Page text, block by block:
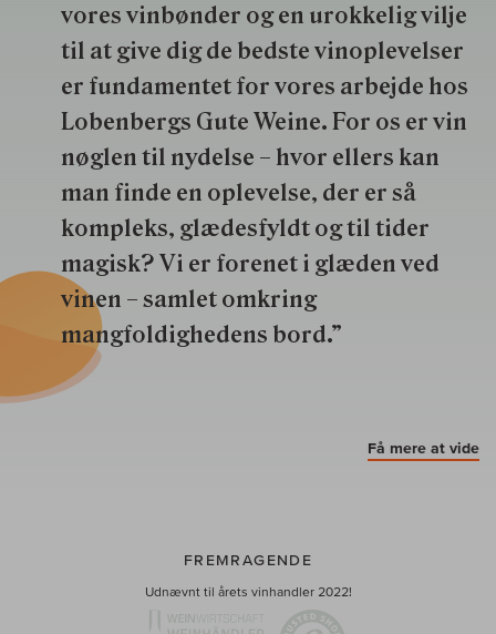
vores vinbønder og en urokkelig vilje
til at give dig de bedste vinoplevelser
er fundamentet for vores arbejde hos
Lobenbergs Gute Weine. For os er vin
nøglen til nydelse – hvor ellers kan
man finde en oplevelse, der er så
kompleks, glædesfyldt og til tider
magisk? Vi er forenet i glæden ved
vinen – samlet omkring
mangfoldighedens bord.”
Få mere at vide
FREMRAGENDE
Udnævnt til årets vinhandler 2022!